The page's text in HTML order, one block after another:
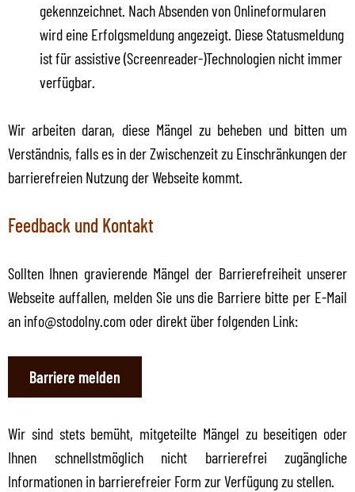
gekennzeichnet. Nach Absenden von Onlineformularen
wird eine Erfolgsmeldung angezeigt. Diese Statusmeldung
ist für assistive (Screenreader-)Technologien nicht immer
verfügbar.
Wir arbeiten daran, diese Mängel zu beheben und bitten um
Verständnis, falls es in der Zwischenzeit zu Einschränkungen der
barrierefreien Nutzung der Webseite kommt.
Feedback und Kontakt
Sollten Ihnen gravierende Mängel der Barrierefreiheit unserer
Webseite auffallen, melden Sie uns die Barriere bitte per E-Mail
an info@stodolny.com oder direkt über folgenden Link:
Barriere melden
Wir sind stets bemüht, mitgeteilte Mängel zu beseitigen oder
Ihnen schnellstmöglich nicht barrierefrei zugängliche
Informationen in barrierefreier Form zur Verfügung zu stellen.